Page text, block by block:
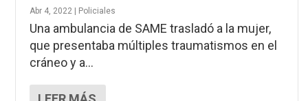
Abr 4, 2022 | Policiales
Una ambulancia de SAME trasladó a la mujer,
que presentaba múltiples traumatismos en el
cráneo y a...